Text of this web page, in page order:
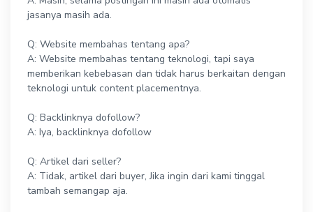
jasanya masih ada.
Q: Website membahas tentang apa?
A: Website membahas tentang teknologi, tapi saya
memberikan kebebasan dan tidak harus berkaitan dengan
teknologi untuk content placementnya.
Q: Backlinknya dofollow?
A: Iya, backlinknya dofollow
Q: Artikel dari seller?
A: Tidak, artikel dari buyer, Jika ingin dari kami tinggal
tambah semangap aja.